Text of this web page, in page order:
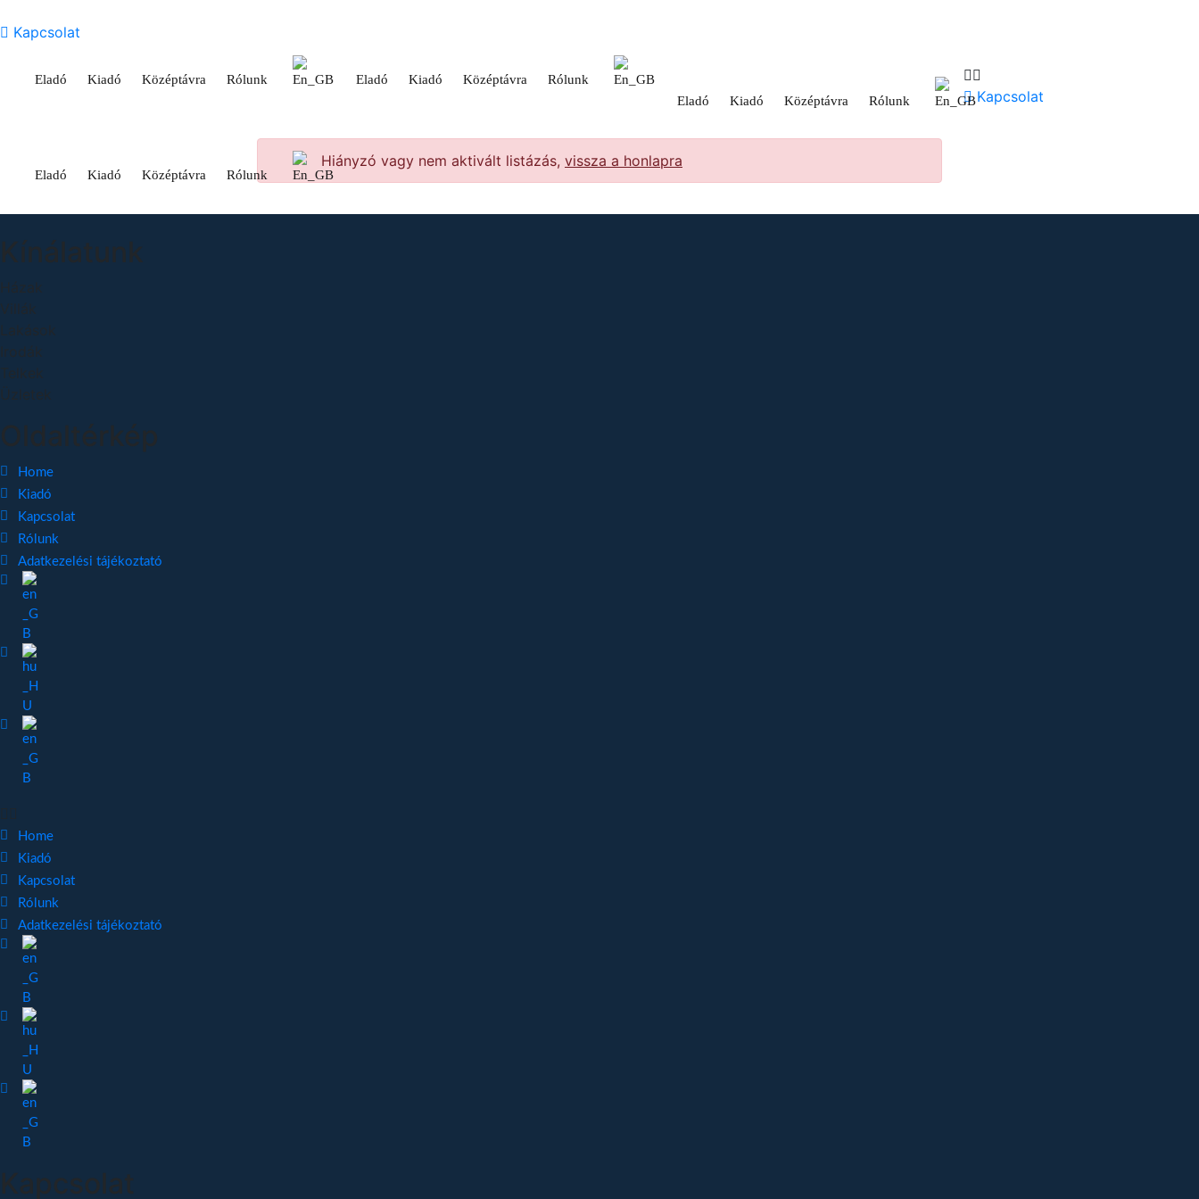
Kapcsolat
Eladó Kiadó Középtávra Rólunk Eladó Kiadó Középtávra
Rólunk
Eladó
Kiadó Középtávra Rólunk
Eladó Kiadó Középtávra Rólunk
Kapcsolat
Hiányzó vagy nem aktivált listázás, vissza a honlapra
Home
Kiadó
Kapcsolat
Rólunk
Adatkezelési tájékoztató
Home
Kiadó
Kapcsolat
Rólunk
Adatkezelési tájékoztató